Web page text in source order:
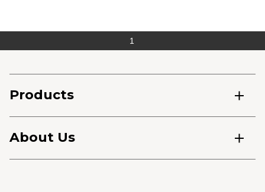
1
Products
About Us